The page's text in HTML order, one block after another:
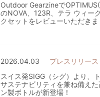
Outdoor Gearzineで
のNOVA、123R、テラ ウィー
クセットをレビューいただきま
2026.04.03
プレスリリース
スイス発SIGG（シグ）より、
サステナビリティを兼ね備え
ン製ボトルが新登場！